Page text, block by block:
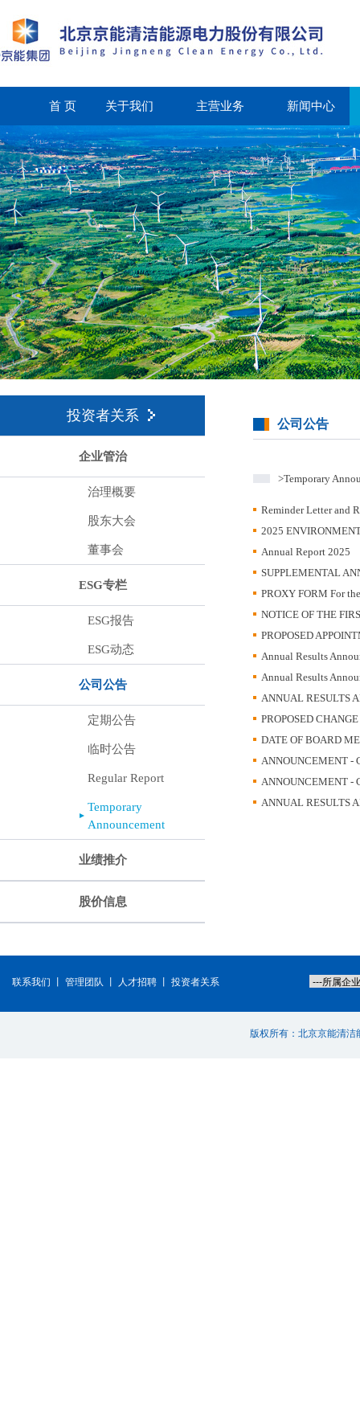
首 页 关于我们 主营业务 新闻中心
投资者关系
企业管治
治理概要
股东大会
董事会
ESG专栏
ESG报告
ESG动态
公司公告
定期公告
临时公告
Regular Report
Temporary
Announcement
业绩推介
股价信息
公司公告
>Temporary
Reminder Letter and
2025
Annual Report 2025
SUPPLEMENTAL
PROXY FORM For
NOTICE OF THE
PROPOSED
Annual Results
Annual Results
ANNUAL RESULTS
PROPOSED
DATE OF BOARD
ANNOUNCEMENT -
ANNOUNCEMENT -
ANNUAL RESULTS
联系我们 管理团队 人才招聘 投资者关系
版权所有：北京京能清